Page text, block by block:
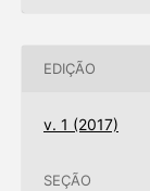
EDIÇÃO
v. 1 (2017)
SEÇÃO